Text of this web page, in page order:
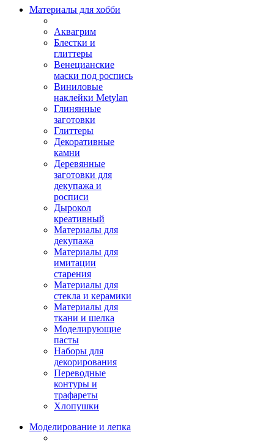
Материалы для хобби
Аквагрим
Блестки и
глиттеры
Венецианские
маски под роспись
Виниловые
наклейки Metylan
Глинянные
заготовки
Глиттеры
Декоративные
камни
Деревянные
заготовки для
декупажа и
росписи
Дырокол
креативный
Материалы для
декупажа
Материалы для
имитации
старения
Материалы для
стекла и керамики
Материалы для
ткани и шелка
Моделирующие
пасты
Наборы для
декорирования
Переводные
контуры и
трафареты
Хлопушки
Моделирование и лепка